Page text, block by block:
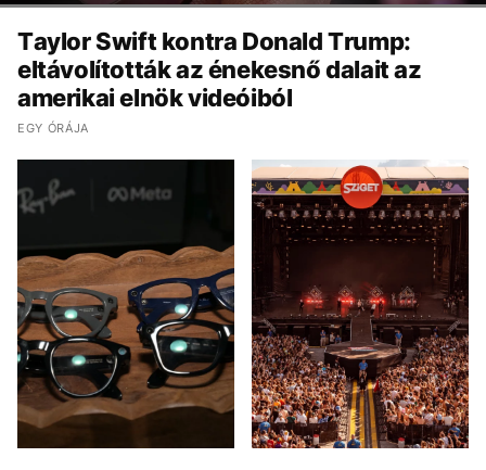
Taylor Swift kontra Donald Trump:
eltávolították az énekesnő dalait az
amerikai elnök videóiból
EGY ÓRÁJA